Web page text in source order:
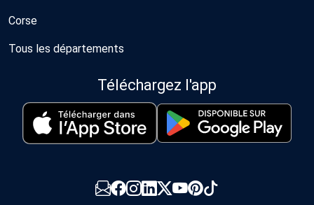
Corse
Tous les départements
Téléchargez l'app